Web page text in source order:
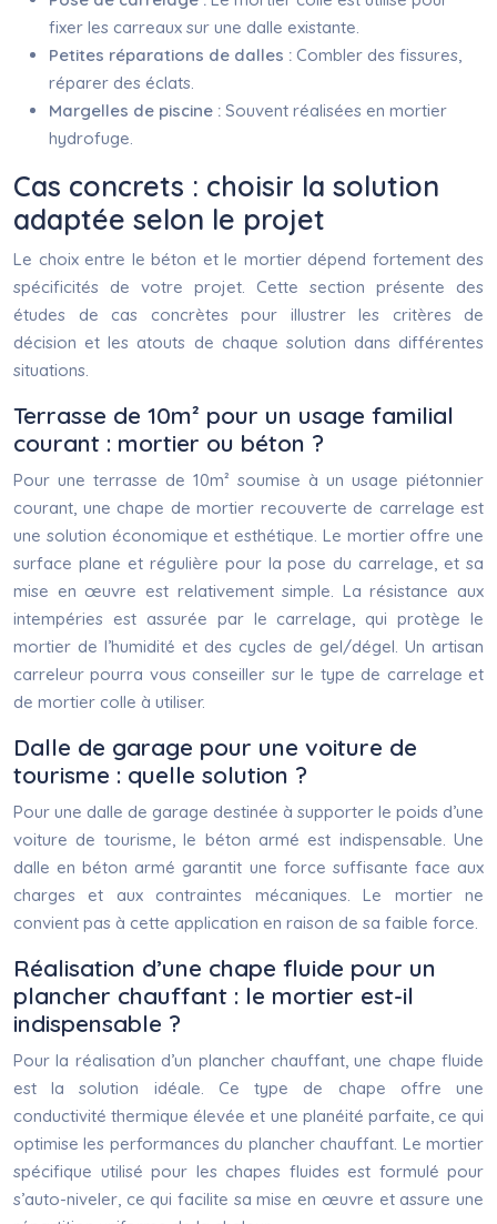
fixer les carreaux sur une dalle existante.
Petites réparations de dalles : Combler des fissures,
réparer des éclats.
Margelles de piscine : Souvent réalisées en mortier
hydrofuge.
Cas concrets : choisir la solution
adaptée selon le projet
Le choix entre le béton et le mortier dépend fortement des
spécificités de votre projet. Cette section présente des
études de cas concrètes pour illustrer les critères de
décision et les atouts de chaque solution dans différentes
situations.
Terrasse de 10m² pour un usage familial
courant : mortier ou béton ?
Pour une terrasse de 10m² soumise à un usage piétonnier
courant, une chape de mortier recouverte de carrelage est
une solution économique et esthétique. Le mortier offre une
surface plane et régulière pour la pose du carrelage, et sa
mise en œuvre est relativement simple. La résistance aux
intempéries est assurée par le carrelage, qui protège le
mortier de l’humidité et des cycles de gel/dégel. Un artisan
carreleur pourra vous conseiller sur le type de carrelage et
de mortier colle à utiliser.
Dalle de garage pour une voiture de
tourisme : quelle solution ?
Pour une dalle de garage destinée à supporter le poids d’une
voiture de tourisme, le béton armé est indispensable. Une
dalle en béton armé garantit une force suffisante face aux
charges et aux contraintes mécaniques. Le mortier ne
convient pas à cette application en raison de sa faible force.
Réalisation d’une chape fluide pour un
plancher chauffant : le mortier est-il
indispensable ?
Pour la réalisation d’un plancher chauffant, une chape fluide
est la solution idéale. Ce type de chape offre une
conductivité thermique élevée et une planéité parfaite, ce qui
optimise les performances du plancher chauffant. Le mortier
spécifique utilisé pour les chapes fluides est formulé pour
s’auto-niveler, ce qui facilite sa mise en œuvre et assure une